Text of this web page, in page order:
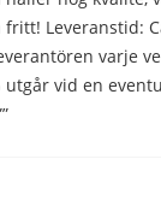
Leveranstid:
varje
utgår vid en